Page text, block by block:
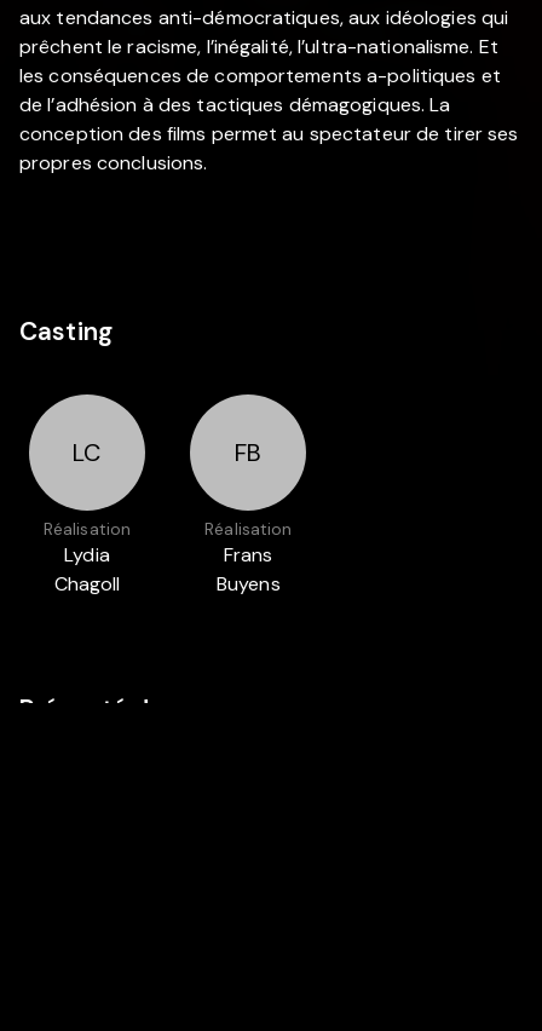
aux tendances anti-démocratiques, aux idéologies qui
prêchent le racisme, l’inégalité, l’ultra-nationalisme. Et
les conséquences de comportements a-politiques et
de l’adhésion à des tactiques démagogiques. La
conception des films permet au spectateur de tirer ses
propres conclusions.
Casting
LC
Réalisation
Lydia
Chagoll
FB
Réalisation
Frans
Buyens
Présenté dans